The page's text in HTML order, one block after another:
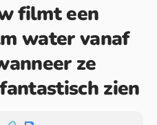
filmt een
water vanaf
ze
zien